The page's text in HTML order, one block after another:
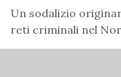
Un sodalizio
reti criminali nel